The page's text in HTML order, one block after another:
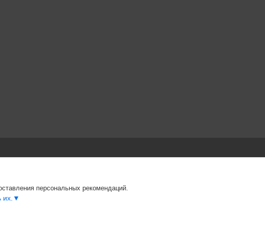
персональных рекомендаций.